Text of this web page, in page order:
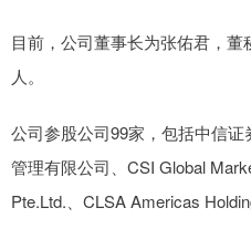
目前，公司董事长为张佑君，
人。
公司参股公司99家，包括中信
管理有限公司、CSI Global
Pte.Ltd.、CLSA Americas